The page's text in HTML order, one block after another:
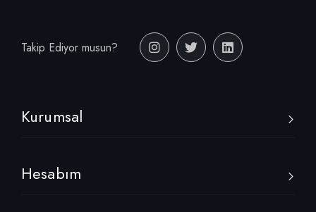
Takip Ediyor musun?
Kurumsal
Hesabım